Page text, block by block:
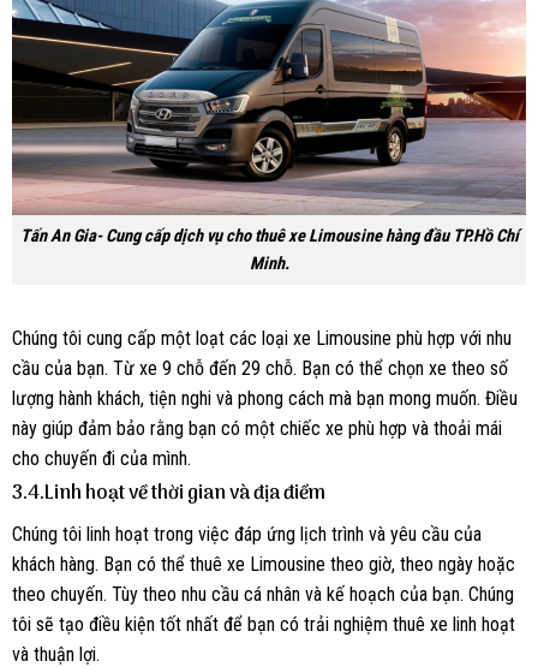
Tấn An Gia- Cung cấp dịch vụ cho thuê xe Limousine hàng đầu TP.Hồ Chí
Minh.
Chúng tôi cung cấp một loạt các loại xe Limousine phù hợp với nhu
cầu của bạn. Từ xe 9 chỗ đến 29 chỗ. Bạn có thể chọn xe theo số
lượng hành khách, tiện nghi và phong cách mà bạn mong muốn. Điều
này giúp đảm bảo rằng bạn có một chiếc xe phù hợp và thoải mái
cho chuyến đi của mình.
3.4.Linh hoạt về thời gian và địa điểm
Chúng tôi linh hoạt trong việc đáp ứng lịch trình và yêu cầu của
khách hàng. Bạn có thể thuê xe Limousine theo giờ, theo ngày hoặc
theo chuyến. Tùy theo nhu cầu cá nhân và kế hoạch của bạn. Chúng
tôi sẽ tạo điều kiện tốt nhất để bạn có trải nghiệm thuê xe linh hoạt
và thuận lợi.